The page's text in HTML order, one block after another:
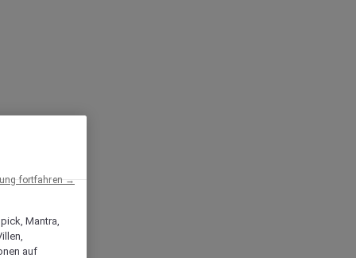
Mantra,
auf
fortfahren →